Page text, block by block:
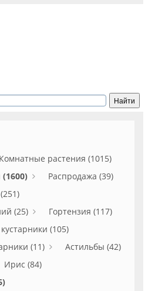
Комнатные растения (1015)
Распродажа (39)
(25)
Гортензия (117)
(105)
(11)
Астильбы (42)
Ирис (84)